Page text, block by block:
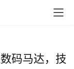
码马达，技